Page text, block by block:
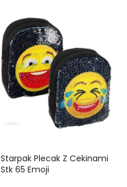
Starpak Plecak Z Cekinami
Stk 65 Emoji